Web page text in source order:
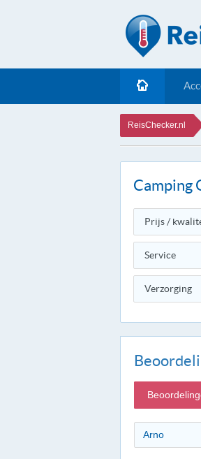
ReisChecker.nl
Camping
Prijs /
Service
Verzorging
Arno